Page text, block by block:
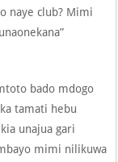
naye club? Mimi
bado mdogo
tamati hebu
unajua gari
mimi nilikuwa